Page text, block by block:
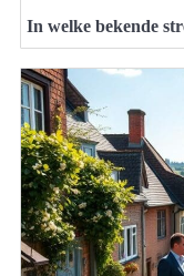
In welke bekende